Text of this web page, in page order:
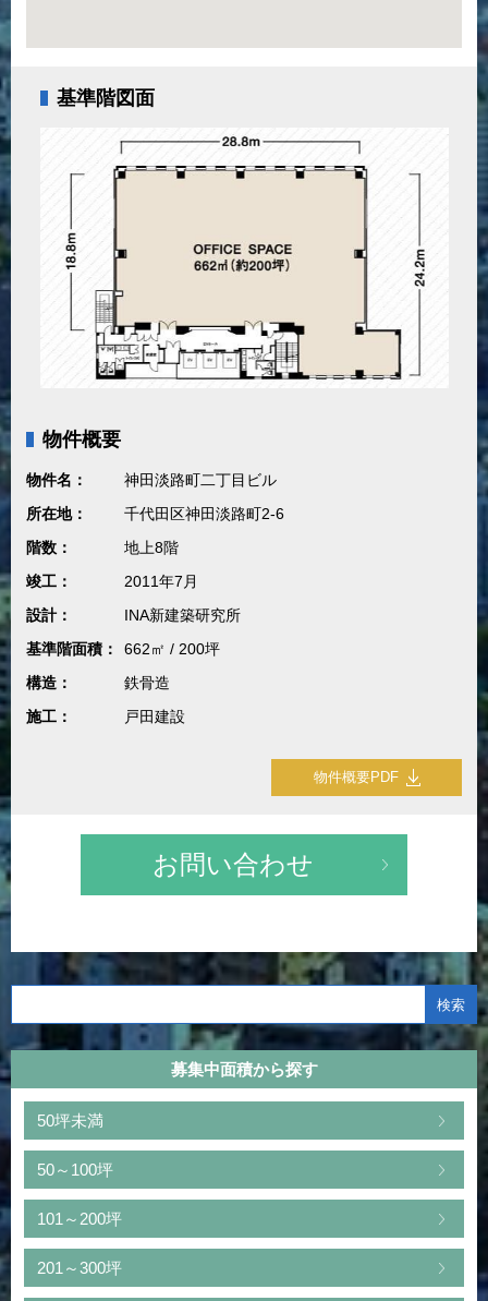
基準階図面
物件概要
物件名：
神田淡路町二丁目ビル
所在地：
千代田区神田淡路町2-6
階数：
地上8階
竣工：
2011年7月
設計：
INA新建築研究所
基準階面積：
662㎡ / 200坪
構造：
鉄骨造
施工：
戸田建設
物件概要PDF
お問い合わせ
募集中面積から探す
50坪未満
50～100坪
101～200坪
201～300坪